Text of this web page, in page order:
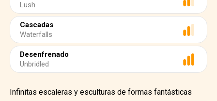
Lush
Cascadas
Waterfalls
Desenfrenado
Unbridled
Infinitas escaleras y esculturas de formas fantásticas